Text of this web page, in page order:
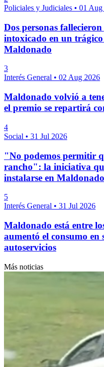
Policiales y Judiciales • 01 Aug
Dos personas
intoxicado en un
Maldonado
3
Interés General • 02 Aug 2026
Maldonado volvió a
el premio se repartirá
4
Social • 31 Jul 2026
"No podemos permitir
rancho": la iniciativa
instalarse en Maldonado
5
Interés General • 31 Jul 2026
Maldonado está entre
aumentó el consumo en
autoservicios
Más noticias